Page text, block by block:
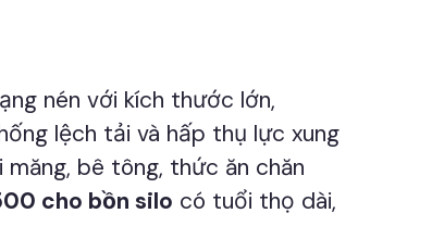
nén với kích thước lớn,
lệch tải và hấp thụ lực xung
bê tông, thức ăn chăn
cho bồn silo có tuổi thọ dài,